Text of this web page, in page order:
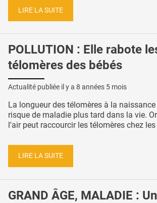
LIRE LA SUITE
POLLUTION : Elle rabote
télomères des bébés
Actualité publiée il y a 8 années 5 mois
La longueur des télomères à la
risque de maladie plus tard dans la vie.
l'air peut raccourcir les télomères chez les
LIRE LA SUITE
GRAND ÂGE, MALADIE :